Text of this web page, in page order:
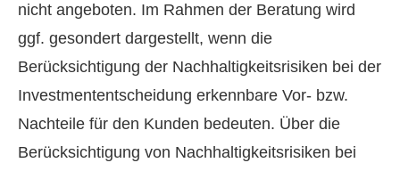
nicht angeboten. Im Rahmen der Beratung wird
ggf. gesondert dargestellt, wenn die
Berücksichtigung der Nachhaltigkeitsrisiken bei der
Investmententscheidung erkennbare Vor- bzw.
Nachteile für den Kunden bedeuten. Über die
Berücksichtigung von Nachhaltigkeitsrisiken bei